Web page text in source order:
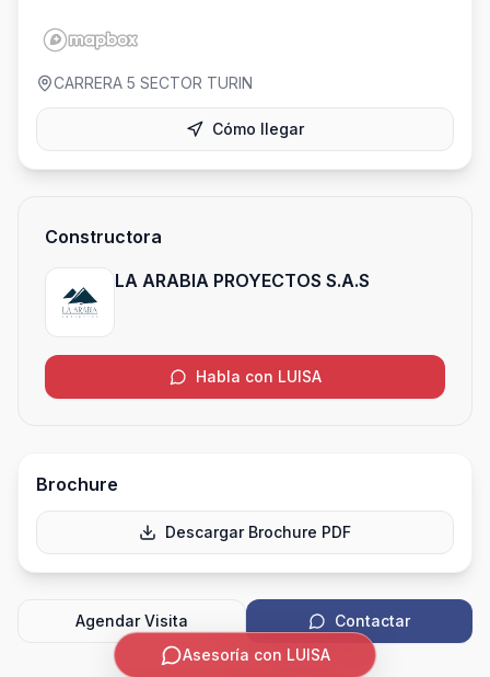
CARRERA 5 SECTOR TURIN
Cómo llegar
Constructora
LA ARABIA PROYECTOS S.A.S
Habla con LUISA
Brochure
Descargar Brochure PDF
Agendar Visita
Contactar
Asesoría con LUISA